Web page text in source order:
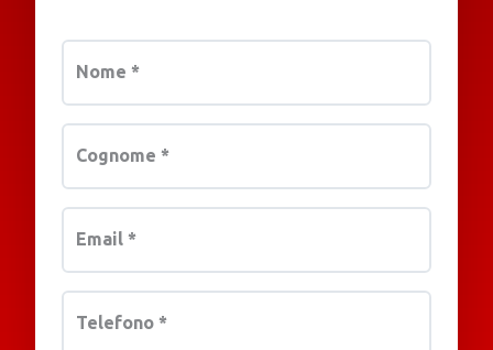
Nome *
Cognome *
Email *
Telefono *